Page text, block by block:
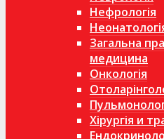
Нефрологія
Загальна
медицина
Онкологія
Хірургія и